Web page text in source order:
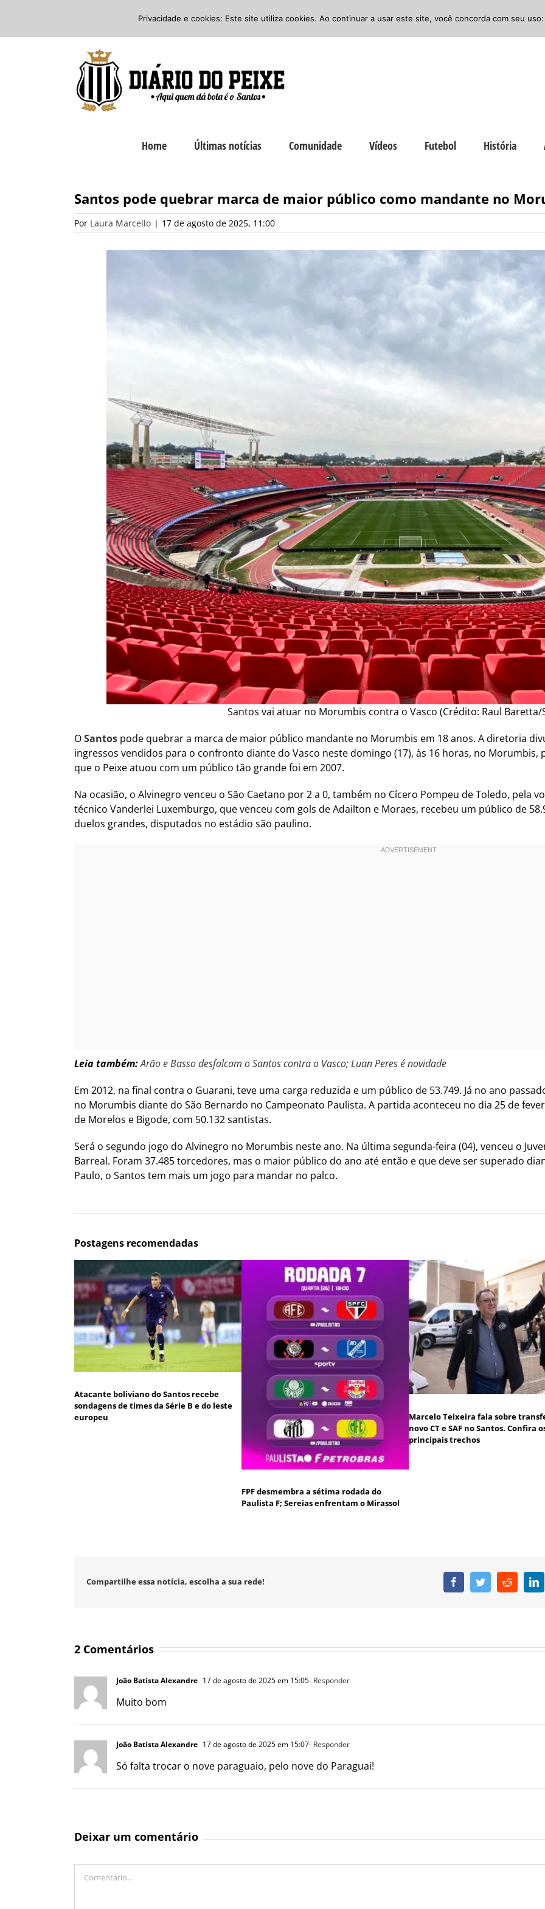
o
Facebook
Instagram
Home Últimas notícias Comunidade Vídeos Futebol História
Santos pode quebrar marca de maior público como mandante no
Por Laura Marcello | 17 de agosto de 2025, 11:00
Santos vai atuar no Morumbis contra o Vasco (Crédito: Raul Baretta/
OSantos pode quebrar a marca de maior público mandante no Morumbis em 18 anos. A diretoria
ingressos vendidos para o confronto diante do Vasco neste domingo (17), às 16 horas, no Morumbis,
que o Peixe atuou com um público tão grande foi em 2007.
Na ocasião, o Alvinegro venceu o São Caetano por 2 a 0, também no Cícero Pompeu de Toledo, pela
técnico Vanderlei Luxemburgo, que venceu com gols de Adailton e Moraes, recebeu um público de
duelos grandes, disputados no estádio são paulino.
Leia também:Arão e Basso desfalcam o Santos contra o Vasco; Luan Peres é novidade
Em 2012, na final contra o Guarani, teve uma carga reduzida e um público de 53.749. Já no ano
no Morumbis diante do São Bernardo no Campeonato Paulista. A partida aconteceu no dia 25 de
de Morelos e Bigode, com 50.132 santistas.
Será o segundo jogo do Alvinegro no Morumbis neste ano. Na última segunda-feira (04), venceu o
Barreal. Foram 37.485 torcedores, mas o maior público do ano até então e que deve ser superado
Paulo, o Santos tem mais um jogo para mandar no palco.
Postagens recomendadas
Atacante boliviano do Santos recebe
sondagens de times da Série B e do leste
europeu
FPF desmembra a sétima rodada do
Paulista F; Sereias enfrentam o Mirassol
Marcelo Teixeira fala sobre
novo CT e SAF no Santos. Confira
principais trechos
Compartilhe essa notícia, escolha a sua rede! FacebookTwitterReddit
2 Comentários
João Batista Alexandre 17 de agosto de 2025 em 15:05- Responder
Muito bom
João Batista Alexandre 17 de agosto de 2025 em 15:07- Responder
Só falta trocar o nove paraguaio, pelo nove do Paraguai!
Deixar um comentário
Privacidade e cookies: Este site utiliza cookies. Ao continuar a usar este site, você concorda com seu uso: